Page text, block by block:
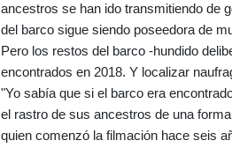
ancestros se han ido transmitiendo de
del barco sigue siendo poseedora de
Pero los restos del barco -hundido
encontrados en 2018. Y localizar
"Yo sabía que si el barco era
el rastro de sus ancestros de una
quien comenzó la filmación hace seis